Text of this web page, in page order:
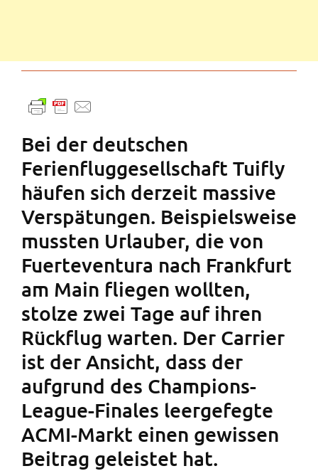
Bei der deutschen
Ferienfluggesellschaft Tuifly
häufen sich derzeit massive
Verspätungen. Beispielsweise
mussten Urlauber, die von
Fuerteventura nach Frankfurt
am Main fliegen wollten,
stolze zwei Tage auf ihren
Rückflug warten. Der Carrier
ist der Ansicht, dass der
aufgrund des Champions-
League-Finales leergefegte
ACMI-Markt einen gewissen
Beitrag geleistet hat.